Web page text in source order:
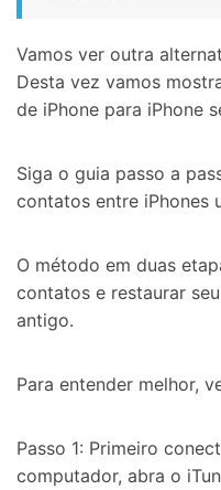
Vamos ver outra
Desta vez vamos
de iPhone para iPhone
Siga o guia passo a
contatos entre iPhones
O método em duas
contatos e restaurar
antigo.
Para entender melhor,
Passo 1: Primeiro
computador, abra o